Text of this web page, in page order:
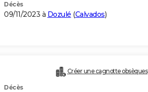
Décès
09/11/2023 à Dozulé (Calvados)
Créer une cagnotte obsèques
Décès